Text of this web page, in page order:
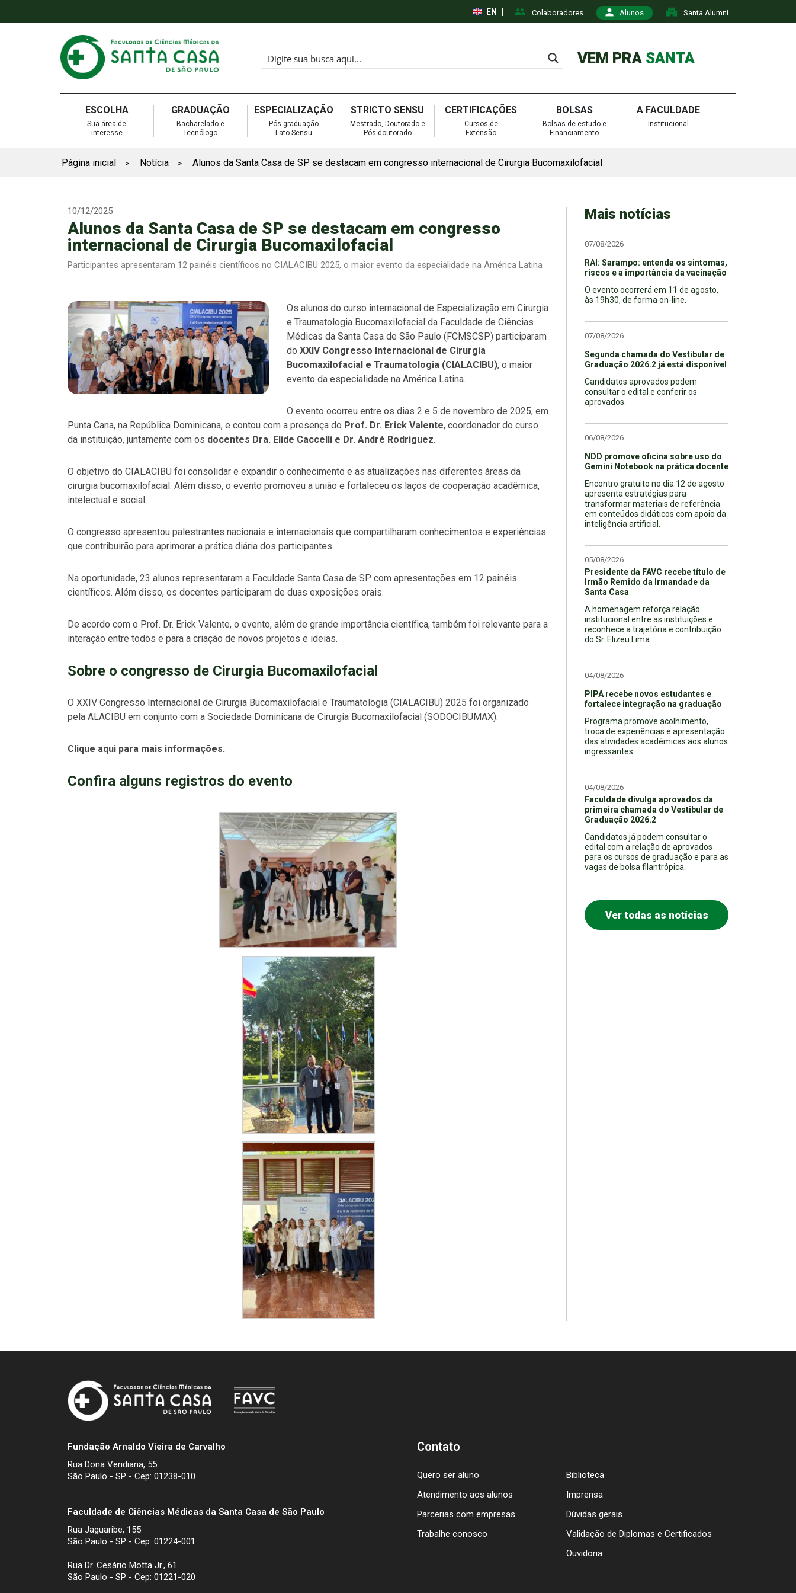
Colaboradores Alunos Santa Alumni
EN
VEM PRA SANTA
ESCOLHA
Sua área de
interesse
GRADUAÇÃO
Bacharelado e
Tecnólogo
ESPECIALIZAÇÃO
Pós-graduação
Lato Sensu
STRICTO SENSU
Mestrado, Doutorado e
Pós-doutorado
CERTIFICAÇÕES
Cursos de
Extensão
BOLSAS
Bolsas de estudo e
Financiamento
A FACULDADE
Institucional
Página inicial > Notícia > Alunos da Santa Casa de SP se destacam em congresso internacional de Cirurgia Bucomaxilofacial
10/12/2025
Alunos da Santa Casa de SP se destacam em congresso
internacional de Cirurgia Bucomaxilofacial
Participantes apresentaram 12 painéis científicos no CIALACIBU 2025, o maior evento da especialidade na América Latina
Os alunos do curso internacional de Especialização em Cirurgia
e Traumatologia Bucomaxilofacial da Faculdade de Ciências
Médicas da Santa Casa de São Paulo (FCMSCSP) participaram
do XXIV Congresso Internacional de Cirurgia
Bucomaxilofacial e Traumatologia (CIALACIBU), o maior
evento da especialidade na América Latina.
O evento ocorreu entre os dias 2 e 5 de novembro de 2025, em
Punta Cana, na República Dominicana, e contou com a presença do Prof. Dr. Erick Valente, coordenador do curso
da instituição, juntamente com os docentes Dra. Elide Caccelli e Dr. André Rodriguez.
O objetivo do CIALACIBU foi consolidar e expandir o conhecimento e as atualizações nas diferentes áreas da
cirurgia bucomaxilofacial. Além disso, o evento promoveu a união e fortaleceu os laços de cooperação acadêmica,
intelectual e social.
O congresso apresentou palestrantes nacionais e internacionais que compartilharam conhecimentos e experiências
que contribuirão para aprimorar a prática diária dos participantes.
Na oportunidade, 23 alunos representaram a Faculdade Santa Casa de SP com apresentações em 12 painéis
científicos. Além disso, os docentes participaram de duas exposições orais.
De acordo com o Prof. Dr. Erick Valente, o evento, além de grande importância científica, também foi relevante para a
interação entre todos e para a criação de novos projetos e ideias.
Sobre o congresso de Cirurgia Bucomaxilofacial
O XXIV Congresso Internacional de Cirurgia Bucomaxilofacial e Traumatologia (CIALACIBU) 2025 foi organizado
pela ALACIBU em conjunto com a Sociedade Dominicana de Cirurgia Bucomaxilofacial (SODOCIBUMAX).
Clique aqui para mais informações.
Confira alguns registros do evento
Mais notícias
07/08/2026
RAI: Sarampo: entenda os sintomas,
riscos e a importância da vacinação
O evento ocorrerá em 11 de agosto,
às 19h30, de forma on-line.
07/08/2026
Segunda chamada do Vestibular de
Graduação 2026.2 já está disponível
Candidatos aprovados podem
consultar o edital e conferir os
aprovados.
06/08/2026
NDD promove oficina sobre uso do
Gemini Notebook na prática docente
Encontro gratuito no dia 12 de agosto
apresenta estratégias para
transformar materiais de referência
em conteúdos didáticos com apoio da
inteligência artificial.
05/08/2026
Presidente da FAVC recebe título de
Irmão Remido da Irmandade da
Santa Casa
A homenagem reforça relação
institucional entre as instituições e
reconhece a trajetória e contribuição
do Sr. Elizeu Lima
04/08/2026
PIPA recebe novos estudantes e
fortalece integração na graduação
Programa promove acolhimento,
troca de experiências e apresentação
das atividades acadêmicas aos alunos
ingressantes.
04/08/2026
Faculdade divulga aprovados da
primeira chamada do Vestibular de
Graduação 2026.2
Candidatos já podem consultar o
edital com a relação de aprovados
para os cursos de graduação e para as
vagas de bolsa filantrópica.
Ver todas as notícias
Fundação Arnaldo Vieira de Carvalho
Rua Dona Veridiana, 55
São Paulo - SP - Cep: 01238-010
Faculdade de Ciências Médicas da Santa Casa de São Paulo
Rua Jaguaribe, 155
São Paulo - SP - Cep: 01224-001
Rua Dr. Cesário Motta Jr., 61
São Paulo - SP - Cep: 01221-020
Contato
Quero ser aluno
Atendimento aos alunos
Parcerias com empresas
Trabalhe conosco
Biblioteca
Imprensa
Dúvidas gerais
Validação de Diplomas e Certificados
Ouvidoria